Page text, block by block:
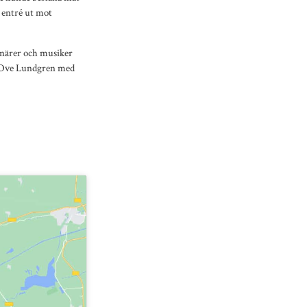
entré ut mot
och musiker
Lundgren med